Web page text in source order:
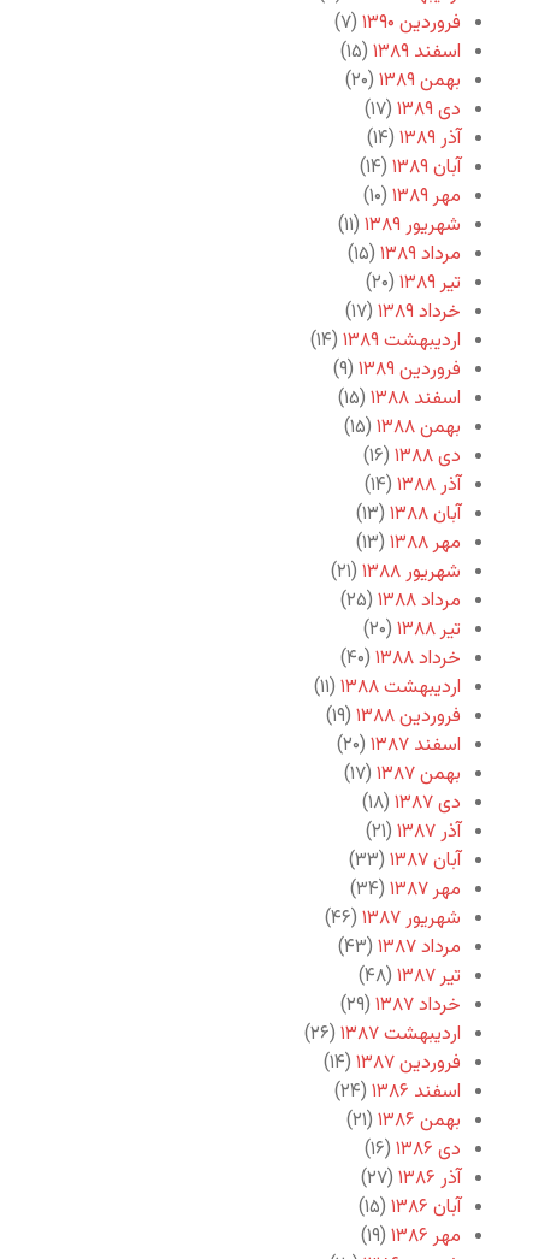
فروردین ۱۳۹۰
(۷)
اسفند ۱۳۸۹
(۱۵)
بهمن ۱۳۸۹
(۲۰)
دی ۱۳۸۹
(۱۷)
آذر ۱۳۸۹
(۱۴)
آبان ۱۳۸۹
(۱۴)
مهر ۱۳۸۹
(۱۰)
شهریور ۱۳۸۹
(۱۱)
مرداد ۱۳۸۹
(۱۵)
تیر ۱۳۸۹
(۲۰)
خرداد ۱۳۸۹
(۱۷)
اردیبهشت ۱۳۸۹
(۱۴)
فروردین ۱۳۸۹
(۹)
اسفند ۱۳۸۸
(۱۵)
بهمن ۱۳۸۸
(۱۵)
دی ۱۳۸۸
(۱۶)
آذر ۱۳۸۸
(۱۴)
آبان ۱۳۸۸
(۱۳)
مهر ۱۳۸۸
(۱۳)
شهریور ۱۳۸۸
(۲۱)
مرداد ۱۳۸۸
(۲۵)
تیر ۱۳۸۸
(۲۰)
خرداد ۱۳۸۸
(۴۰)
اردیبهشت ۱۳۸۸
(۱۱)
فروردین ۱۳۸۸
(۱۹)
اسفند ۱۳۸۷
(۲۰)
بهمن ۱۳۸۷
(۱۷)
دی ۱۳۸۷
(۱۸)
آذر ۱۳۸۷
(۲۱)
آبان ۱۳۸۷
(۳۳)
مهر ۱۳۸۷
(۳۴)
شهریور ۱۳۸۷
(۴۶)
مرداد ۱۳۸۷
(۴۳)
تیر ۱۳۸۷
(۴۸)
خرداد ۱۳۸۷
(۲۹)
اردیبهشت ۱۳۸۷
(۲۶)
فروردین ۱۳۸۷
(۱۴)
اسفند ۱۳۸۶
(۲۴)
بهمن ۱۳۸۶
(۲۱)
دی ۱۳۸۶
(۱۶)
آذر ۱۳۸۶
(۲۷)
آبان ۱۳۸۶
(۱۵)
مهر ۱۳۸۶
(۱۹)